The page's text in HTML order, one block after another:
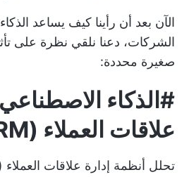
الآن بعد أن رأينا كيف يساعد
الشركات، دعنا نلقي نظرة على
صغيرة محددة:
#الذكاء
علاقات العملاء (CRM)